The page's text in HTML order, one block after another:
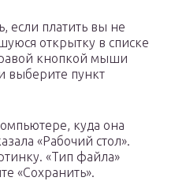
если платить вы не
открытку в списке
кнопкой мыши
выберите пункт
куда она
«Рабочий стол».
«Тип файла»
«Сохранить».